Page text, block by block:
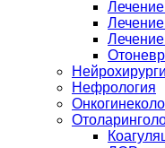
Нефрология